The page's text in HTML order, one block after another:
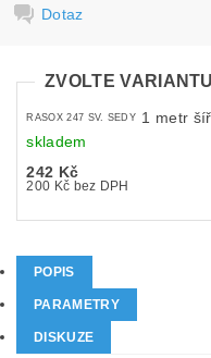
Dotaz
ZVOLTE VARIANTU
RASOX 247 SV. SEDY 1 metr
skladem
242 Kč
200 Kč bez DPH
POPIS
PARAMETRY
DISKUZE